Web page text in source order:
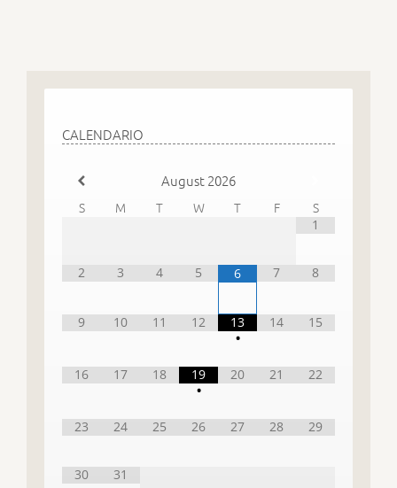
CALENDARIO
August2026
S M T W T F S
1
2 3 4 5 6 7 8
9 10 11 12
13
•
14 15
16 17 18
19
•
20 21 22
23 24 25 26 27 28 29
30 31